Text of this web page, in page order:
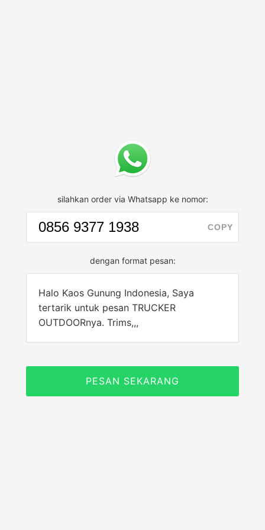
silahkan order via Whatsapp ke nomor:
COPY
dengan format pesan:
Halo Kaos Gunung Indonesia, Saya
tertarik untuk pesan TRUCKER
OUTDOORnya. Trims,,,
PESAN SEKARANG